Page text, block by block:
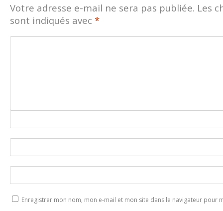
Votre adresse e-mail ne sera pas publiée. Les
sont indiqués avec *
Enregistrer mon nom, mon e-mail et mon site dans le navigateur pour